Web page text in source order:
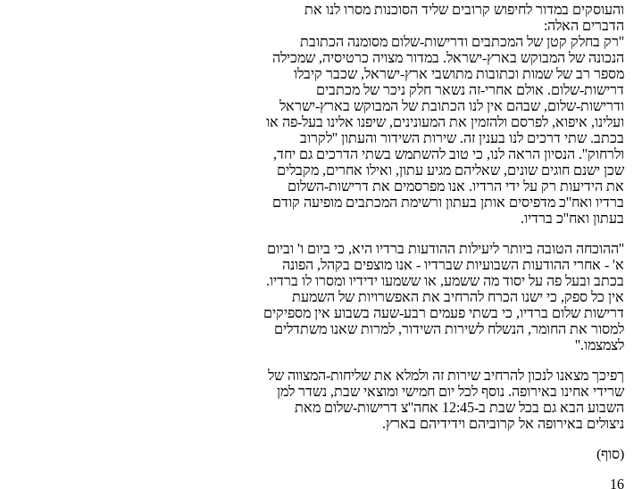
והעוסקים במדור לחיפוש קרובים שליד הסוכנות מסרו לנו את
הדברים האלה:
''רק בחלק קטן של המכתבים ודרישות-שלום מסומנה הכתובת
הנכונה של המבוקש בארץ-ישראל. במדור מצויה כרטיסיה, שמכילה
מספר רב של שמות וכתובות מתושבי ארץ-ישראל, שכבר קיבלו
דרישות-שלום. אולם אחרי-זה נשאר חלק ניכר של מכתבים
ודרישות-שלום, שבהם אין לנו הכתובת של המבוקש בארץ-ישראל
ועלינו, איפוא, לפרסם ולהזמין את המעונינים, שיפנו אלינו בעל-פה או
בכתב. שתי דרכים לנו בענין זה. שירות השידור והעתון ''לקרוב
ולרחוק''. הנסיון הראה לנו, כי טוב להשתמש בשתי הדרכים גם יחד,
שכן ישנם חוגים שונים, שאליהם מגיע עתון, ואילו אחרים, מקבלים
את הידיעות רק על ידי הרדיו. אנו מפרסמים את דרישות-השלום
ברדיו ואח''כ מדפיסים אותן בעתון ורשימת המכתבים מופיעה קודם
בעתון ואח''כ ברדיו.
''ההוכחה הטובה ביותר ליעילות ההודעות ברדיו היא, כי ביום ו' וביום
א' - אחרי ההודעות השבועיות שברדיו - אנו מוצפים בקהל, הפונה
בכתב ובעל פה על יסוד מה ששמע, או ששמעו ידידיו ומסרו לו ברדיו.
אין כל ספק, כי ישנו הכרח להרחיב את האפשרויות של השמעת
דרישות שלום ברדיו, כי בשתי פעמים רבע-שעה בשבוע אין מספיקים
למסור את החומר, הנשלח לשירות השידור, למרות שאנו משתדלים
לצמצמו.''
ךפיכך מצאנו לנכון להרחיב שירות זה ולמלא את שליחות-המצווה של
שרידי אחינו באירופה. נוסף לכל יום חמישי ומוצאי שבת, נשדר למן
השבוע הבא גם בכל שבת ב-12:45 אחה''צ דרישות-שלום מאת
ניצולים באירופה אל קרוביהם וידידיהם בארץ.
(סוף)
16